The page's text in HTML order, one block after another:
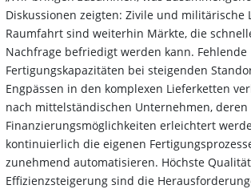
Diskussionen zeigten: Zivile und militärische
Raumfahrt sind weiterhin Märkte, die
Nachfrage befriedigt werden kann. Fehlende
Fertigungskapazitäten bei steigenden
Engpässen in den komplexen Lieferketten
nach mittelständischen Unternehmen, deren
Finanzierungsmöglichkeiten erleichtert
kontinuierlich die eigenen
zunehmend automatisieren. Höchste
Effizienzsteigerung sind die